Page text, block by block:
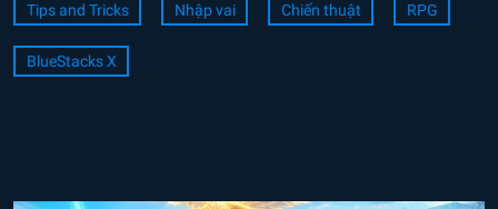
Tips and Tricks Nhập vai Chiến thuật RPG
BlueStacks X